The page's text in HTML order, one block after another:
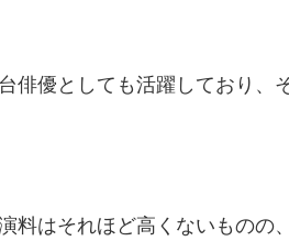
俳優としても活躍しており、
料はそれほど高くないものの